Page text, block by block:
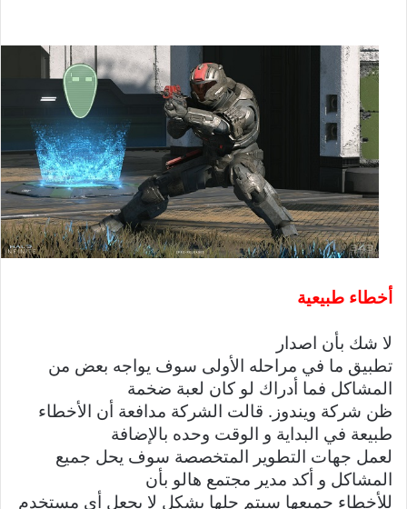
أخطاء طبيعية
لا شك بأن اصدار
تطبيق ما في مراحله الأولى سوف يواجه بعض من
المشاكل فما أدراك لو كان لعبة ضخمة
ظن شركة ويندوز. قالت الشركة مدافعة أن الأخطاء
طبيعة في البداية و الوقت وحده بالإضافة
لعمل جهات التطوير المتخصصة سوف يحل جميع
المشاكل و أكد مدير مجتمع هالو بأن
للأخطاء جميعها سيتم حلها بشكل لا يجعل أي مستخدم